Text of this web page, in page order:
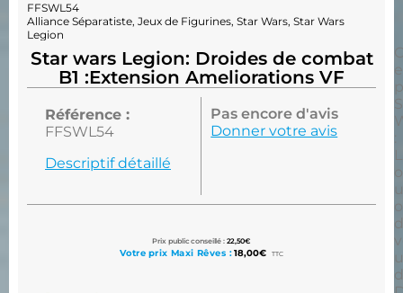
:
FFSWL54
Alliance Séparatiste, Jeux de Figurines, Star Wars, Star Wars
Legion
Star wars Legion: Droides de combat
B1 :Extension Ameliorations VF
Référence :
FFSWL54
Descriptif détaillé
Pas encore d'avis
Donner votre avis
Prix public conseillé : 22,50€
Votre prix Maxi Rêves : 18,00€ TTC